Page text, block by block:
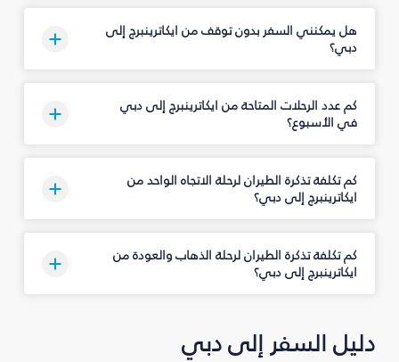
هل يمكنني السفر بدون توقف من ايكاترينبرج إلى
دبي؟
كم عدد الرحلات المتاحة من ايكاترينبرج إلى دبي
في الأسبوع؟
كم تكلفة تذكرة الطيران لرحلة الاتجاه الواحد من
ايكاترينبرج إلى دبي؟
كم تكلفة تذكرة الطيران لرحلة الذهاب والعودة من
ايكاترينبرج إلى دبي؟
دليل السفر إلى دبي